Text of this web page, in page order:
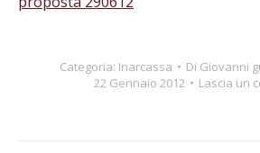
Categoria: Inarcassa Di Giovanni
22 Gennaio 2012
Lascia un